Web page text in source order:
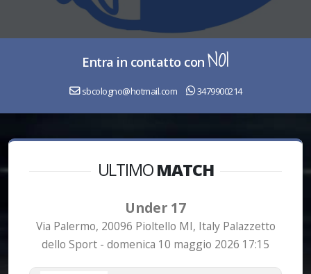
Entra in contatto conNOI
sbcologno@hotmail.com 3479900214
ULTIMOMATCH
Under 17
Via Palermo, 20096 Pioltello MI, Italy Palazzetto
dello Sport - domenica 10 maggio 2026 17:15